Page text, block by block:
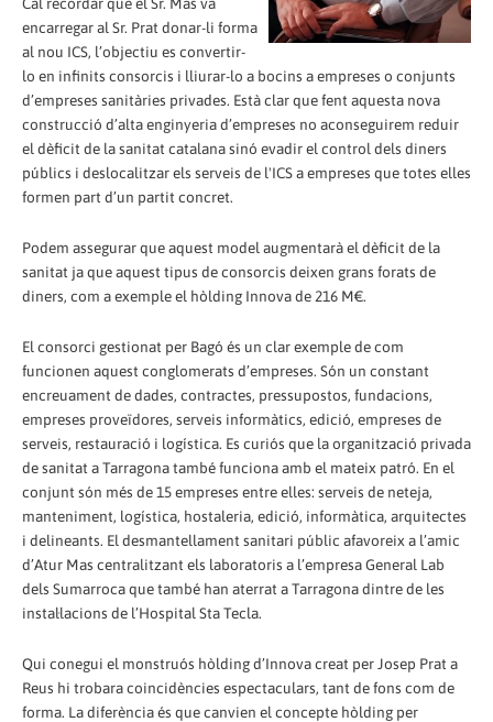
encarregar al Sr. Prat donar-li forma
al nou ICS, l’objectiu es convertir-
lo en infinits consorcis i lliurar-lo a bocins a empreses o conjunts
d’empreses sanitàries privades. Està clar que fent aquesta nova
construcció d’alta enginyeria d’empreses no aconseguirem reduir
el dèficit de la sanitat catalana sinó evadir el control dels diners
públics i deslocalitzar els serveis de l'ICS a empreses que totes elles
formen part d’un partit concret.
Podem assegurar que aquest model augmentarà el dèficit de la
sanitat ja que aquest tipus de consorcis deixen grans forats de
diners, com a exemple el hòlding Innova de 216 M€.
El consorci gestionat per Bagó és un clar exemple de com
funcionen aquest conglomerats d’empreses. Són un constant
encreuament de dades, contractes, pressupostos, fundacions,
empreses proveïdores, serveis informàtics, edició, empreses de
serveis, restauració i logística. Es curiós que la organització privada
de sanitat a Tarragona també funciona amb el mateix patró. En el
conjunt són més de 15 empreses entre elles: serveis de neteja,
manteniment, logística, hostaleria, edició, informàtica, arquitectes
i delineants. El desmantellament sanitari públic afavoreix a l’amic
d’Atur Mas centralitzant els laboratoris a l’empresa General Lab
dels Sumarroca que també han aterrat a Tarragona dintre de les
instal·lacions de l’Hospital Sta Tecla.
Qui conegui el monstruós hòlding d’Innova creat per Josep Prat a
Reus hi trobara coincidències espectaculars, tant de fons com de
forma. La diferència és que canvien el concepte hòlding per